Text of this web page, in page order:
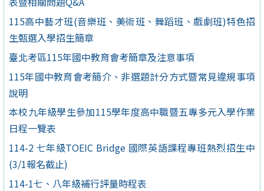
115高中藝才班(音樂班、美術班、舞蹈班、戲劇班)特色招
生甄選入學招生簡章
臺北考區115年國中教育會考簡章及注意事項
115年國中教育會考簡介、非選題計分方式暨常見違規事項
說明
本校九年級學生參加115學年度高中職暨五專多元入學作業
日程一覽表
114-2 七年級TOEIC Bridge 國際英語課程專班熱烈招生中
(3/1報名截止)
114-1七、八年級補行評量時程表